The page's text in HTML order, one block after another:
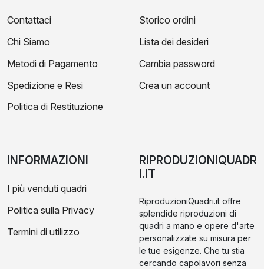
Contattaci
Chi Siamo
Metodi di Pagamento
Spedizione e Resi
Politica di Restituzione
Storico ordini
Lista dei desideri
Cambia password
Crea un account
INFORMAZIONI
I più venduti quadri
Politica sulla Privacy
Termini di utilizzo
RIPRODUZIONIQUADR
I.IT
RiproduzioniQuadri.it offre
splendide riproduzioni di
quadri a mano e opere d'arte
personalizzate su misura per
le tue esigenze. Che tu stia
cercando capolavori senza